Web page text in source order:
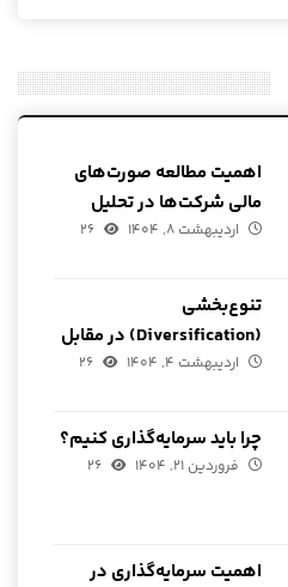
اهمیت مطالعه صورت‌های
مالی شرکت‌ها در تحلیل
بنیادیاردیبهشت ۸, ۱۴۰۴ ۲۶
تنوع‌بخشی
(Diversification) در مقابل
تمرکز (Concentration)اردیبهشت ۴, ۱۴۰۴ ۲۶
چرا باید سرمایه‌گذاری کنیم؟
فروردین ۲۱, ۱۴۰۴ ۲۶
اهمیت سرمایه‌گذاری در